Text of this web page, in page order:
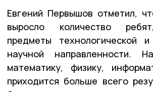
Евгений Первышов отметил,
выросло количество
предметы технологической
научной направленности.
математику, физику,
приходится больше всего